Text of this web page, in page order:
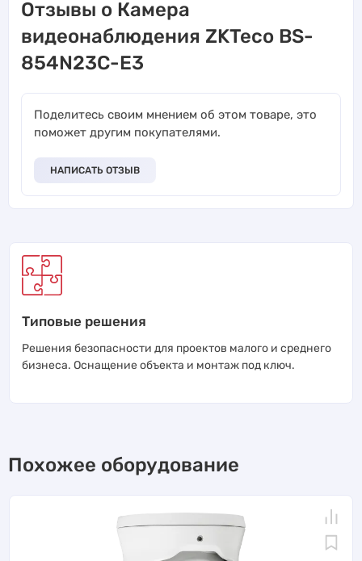
Отзывы о Камера
видеонаблюдения ZKTeco BS-
854N23C-E3
Поделитесь своим мнением об этом товаре, это
поможет другим покупателями.
НАПИСАТЬ ОТЗЫВ
Типовые решения
Решения безопасности для проектов малого и среднего
бизнеса. Оснащение объекта и монтаж под ключ.
Похожее оборудование